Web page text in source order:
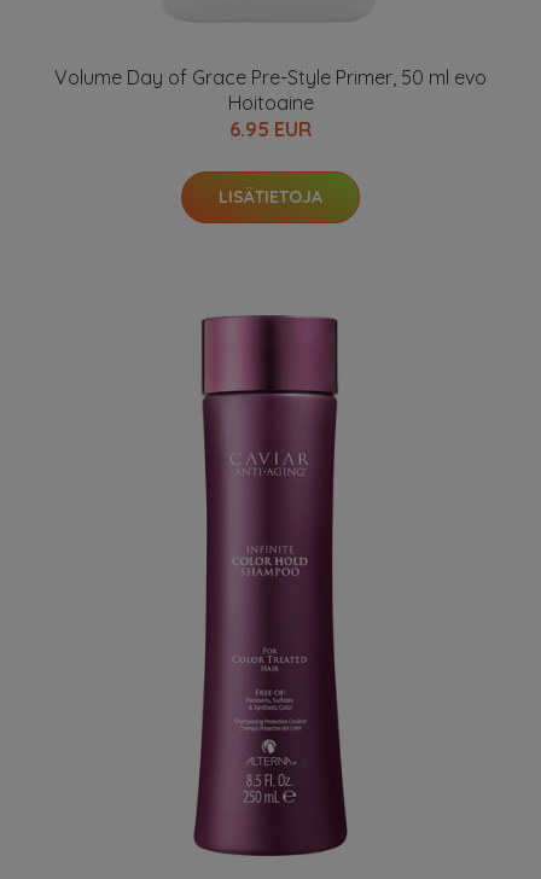
Volume Day of Grace Pre-Style Primer, 50 ml evo
Hoitoaine
6.95 EUR
LISÄTIETOJA